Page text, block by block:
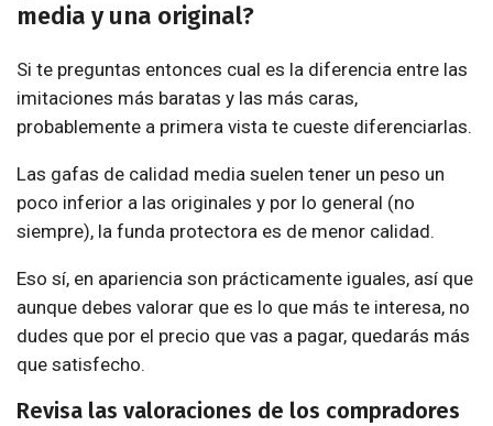
media y una original?
Si te preguntas entonces cual es la diferencia entre las
imitaciones más baratas y las más caras,
probablemente a primera vista te cueste diferenciarlas.
Las gafas de calidad media suelen tener un peso un
poco inferior a las originales y por lo general (no
siempre), la funda protectora es de menor calidad.
Eso sí, en apariencia son prácticamente iguales, así que
aunque debes valorar que es lo que más te interesa, no
dudes que por el precio que vas a pagar, quedarás más
que satisfecho.
Revisa las valoraciones de los compradores